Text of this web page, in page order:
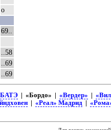
о
69..
..58
..69
..69
БАТЭ| «Бордо» | «Вердер» |
| «Реал» Мадрид|